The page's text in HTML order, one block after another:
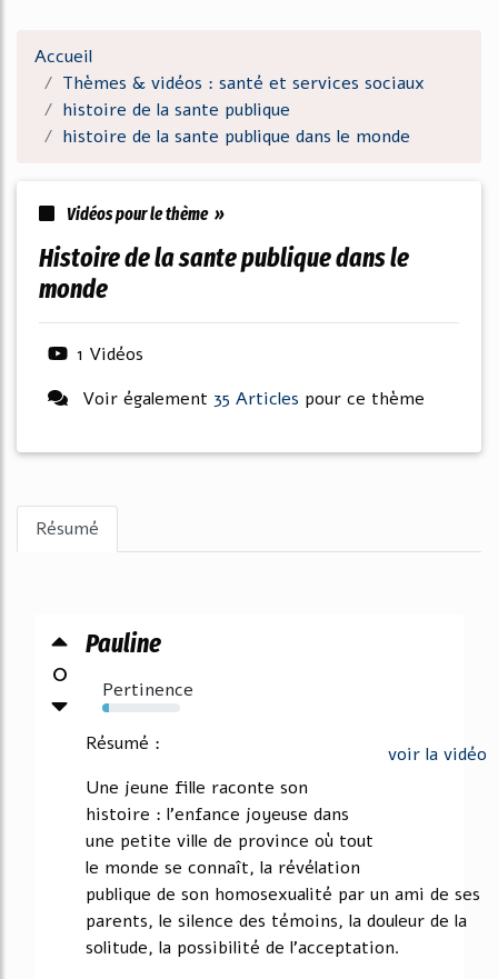
Accueil
Thèmes & vidéos : santé et services sociaux
histoire de la sante publique
histoire de la sante publique dans le monde
Vidéos pour le thème »
histoire de la sante publique dans le
monde
1 Vidéos
Voir également 35 Articles pour ce thème
Résumé
0
Pauline
Pertinence
9%
voir la vidéo
Résumé :
Une jeune fille raconte son
histoire : l'enfance joyeuse dans
une petite ville de province où tout
le monde se connaît, la révélation
publique de son homosexualité par un ami de ses
parents, le silence des témoins, la douleur de la
solitude, la possibilité de l'acceptation.